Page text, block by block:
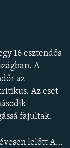
16 esztendős
A
az
Az eset
fajultak.
Az eset ráadásul éppen a 2008-ben 15 évesen lelőtt Alekszisz Grigoropulosz halálának 14. évfordulója előestéjén történt. Akkor rendőrök keveredtek szóváltásba egy csapat tizenévessel Athén egyik bevásárlóutcájában. A járőrök oldalfegyverükkel előbb figyelmeztető, majd célzott lövéseket adtak le. A rendőrség szerint a talajra céloztak, szemtanúk szerint viszont a fiatalokra lőttek.